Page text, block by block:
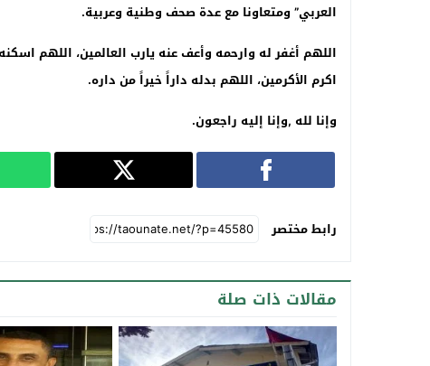
العربي” ومتعاونا مع عدة صحف وطنية وعربية.
اللهم أغفر له وارحمه وأعف عنه يارب العالمين، اللهم
اكرم الأكرمين، اللهم بدله داراً خيراً من داره.
وإنا لله ,وإنا إليه راجعون.
رابط مختصر
مقالات ذات صلة